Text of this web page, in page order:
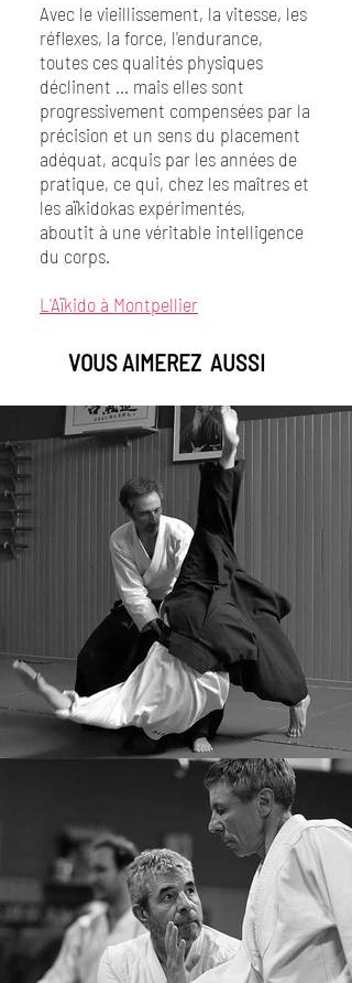
Avec le vieillissement, la vitesse, les
réflexes, la force, l'endurance,
toutes ces qualités physiques
déclinent ... mais elles sont
progressivement compensées par la
précision et un sens du placement
adéquat, acquis par les années de
pratique, ce qui, chez les maîtres et
les aïkidokas expérimentés,
aboutit à une véritable intelligence
du corps.
L'Aïkido à Montpellier
VOUS AIMEREZ AUSSI